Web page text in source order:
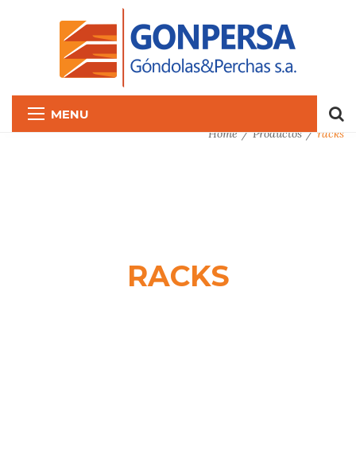
MENU
Home Productos racks
RACKS